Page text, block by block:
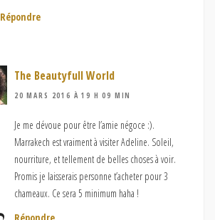
Répondre
The Beautyfull World
20 MARS 2016 À 19 H 09 MIN
Je me dévoue pour être l’amie négoce :).
Marrakech est vraiment à visiter Adeline. Soleil,
nourriture, et tellement de belles choses à voir.
Promis je laisserais personne t’acheter pour 3
chameaux. Ce sera 5 minimum haha !